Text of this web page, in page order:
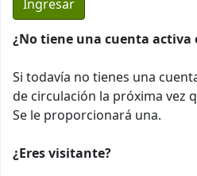
¿No tiene una cuenta activa
Si todavía no tienes una
de circulación la próxima vez
Se le proporcionará una.
¿Eres visitante?